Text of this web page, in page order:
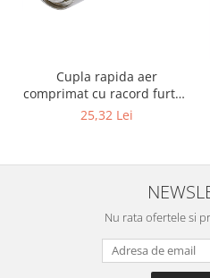
Cupla rapida aer
comprimat cu racord furtun
8 mm (5/16") | SUA / Franta
25,32 Lei
Nu rata ofertele si